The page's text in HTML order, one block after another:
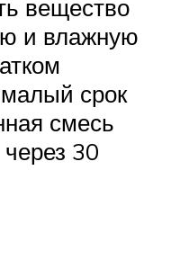
вещество
и влажную
срок
смесь
30